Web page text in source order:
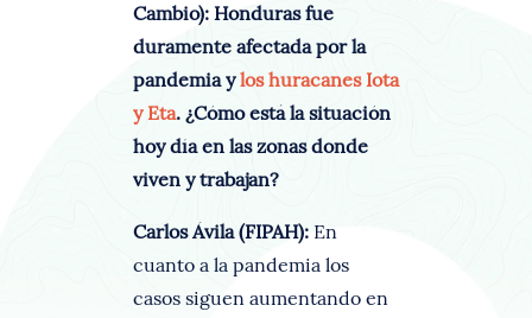
Cambio): Honduras fue
duramente afectada por la
pandemia ylos huracanes Iota
y Eta. ¿Cómo está la situación
hoy día en las zonas donde
viven y trabajan?
Carlos Ávila (FIPAH): En
cuanto a la pandemia los
casos siguen aumentando en